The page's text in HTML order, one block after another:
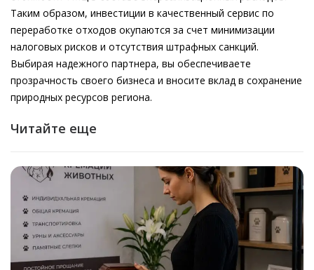
Таким образом, инвестиции в качественный сервис по
переработке отходов окупаются за счет минимизации
налоговых рисков и отсутствия штрафных санкций.
Выбирая надежного партнера, вы обеспечиваете
прозрачность своего бизнеса и вносите вклад в сохранение
природных ресурсов региона.
Читайте еще